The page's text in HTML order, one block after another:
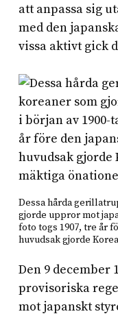
att anpassa sig
med den
vissa aktivt gick
Dessa hårda
gjorde uppror mot
foto togs 1907, tre år
huvudsak gjorde
Den 9 december
provisoriska
mot japanskt